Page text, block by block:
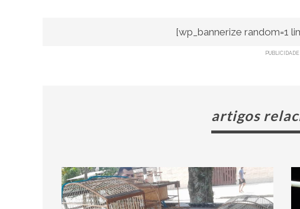
[wp_bannerize random=1
PUBLICIDADE
artigos